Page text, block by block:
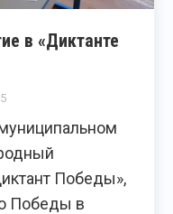
в «Диктанте
Победы»,
Победы в